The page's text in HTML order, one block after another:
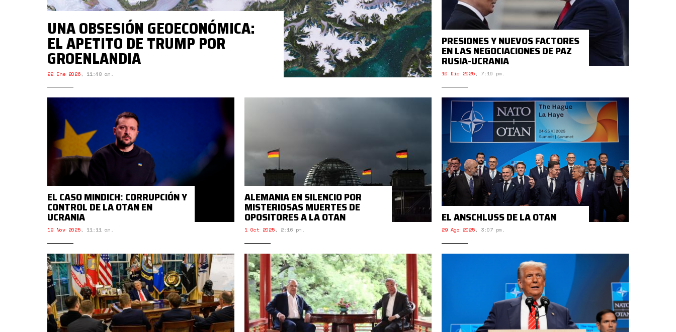
UNA OBSESIÓN GEOECONÓMICA:
EL APETITO DE TRUMP POR
GROENLANDIA
22 Ene 2026, 11:48 am.
PRESIONES Y NUEVOS FACTORES
EN LAS NEGOCIACIONES DE PAZ
RUSIA-UCRANIA
10 Dic 2025, 7:10 pm.
EL CASO MINDICH: CORRUPCIÓN Y
CONTROL DE LA OTAN EN
UCRANIA
19 Nov 2025, 11:11 am.
ALEMANIA EN SILENCIO POR
MISTERIOSAS MUERTES DE
OPOSITORES A LA OTAN
1 Oct 2025, 2:16 pm.
EL ANSCHLUSS DE LA OTAN
29 Ago 2025, 3:07 pm.